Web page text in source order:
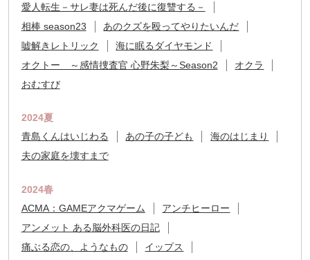
愛人転生－サレ妻は死んだ後に復讐する－
相棒 season23
あのクズを殴ってやりたいんだ
嘘解きレトリック
海に眠るダイヤモンド
オクトー ～感情捜査官 心野朱梨～Season2
オクラ
おむすび
2024夏
青島くんはいじわる
あの子の子ども
海のはじまり
夫の家庭を壊すまで
2024春
ACMA：GAMEアクマゲーム
アンチヒーロー
アンメット ある脳外科医の日記
痛ぶる恋の、ようなもの
イップス